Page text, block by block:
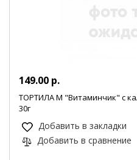
149.00 р.
ТОРТИЛА М "Витаминчик" с
30г
Добавить в закладки
Добавить в сравнение